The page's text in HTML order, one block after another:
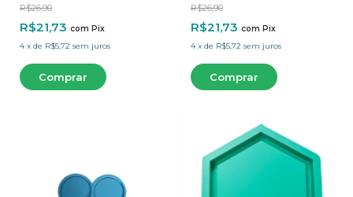
R$26,90
R$21,73 com Pix
4 x de R$5,72 sem juros
R$26,90
R$21,73 com Pix
4 x de R$5,72 sem juros